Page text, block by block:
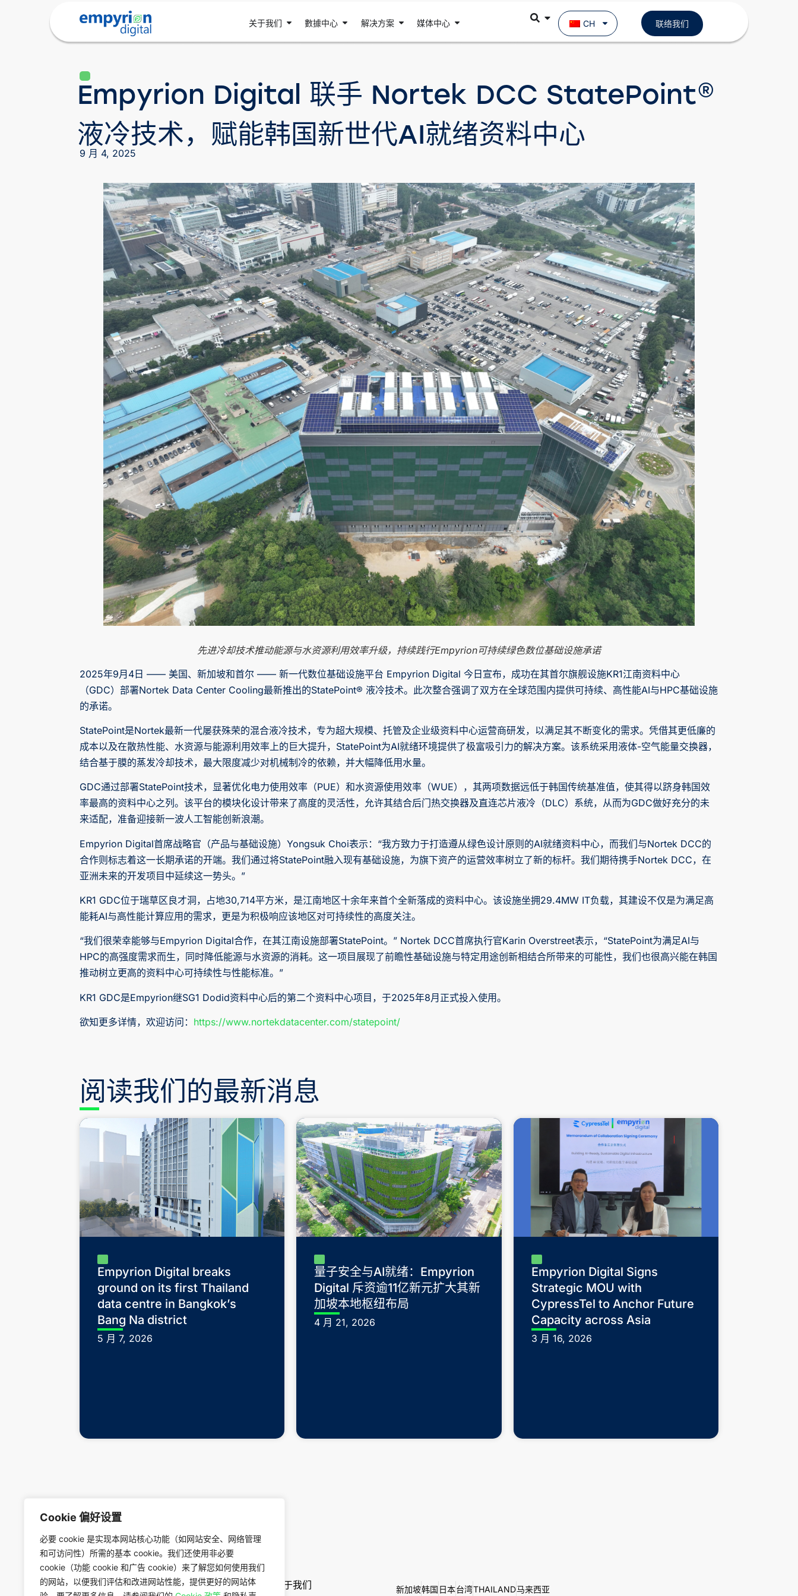
Cookie 偏好设置
必要 cookie 是实现本网站核心功能（如网站安全、网络管理
和可访问性）所需的基本 cookie。我们还使用非必要
cookie（功能 cookie 和广告 cookie）来了解您如何使用我们
的网站，以便我们评估和改进网站性能，提供更好的网站体
关于我们 數據中心 解决方案 媒体中心 CH 联络我们
Empyrion Digital 联手 Nortek DCC StatePoint®
液冷技术，赋能韩国新世代AI就绪资料中心
9 月 4, 2025
先进冷却技术推动能源与水资源利用效率升级，持续践行Empyrion可持续绿色数位基础设施承诺
2025年9月4日 —— 美国、新加坡和首尔 —— 新一代数位基础设施平台 Empyrion Digital 今日宣布，成功在其首尔旗舰设施KR1江南资料中心
（GDC）部署Nortek Data Center Cooling最新推出的StatePoint® 液冷技术。此次整合强调了双方在全球范围内提供可持续、高性能AI与HPC基础设施
的承诺。
StatePoint是Nortek最新一代屡获殊荣的混合液冷技术，专为超大规模、托管及企业级资料中心运营商研发，以满足其不断变化的需求。凭借其更低廉的
成本以及在散热性能、水资源与能源利用效率上的巨大提升，StatePoint为AI就绪环境提供了极富吸引力的解决方案。该系统采用液体-空气能量交换器，
结合基于膜的蒸发冷却技术，最大限度减少对机械制冷的依赖，并大幅降低用水量。
GDC通过部署StatePoint技术，显著优化电力使用效率（PUE）和水资源使用效率（WUE），其两项数据远低于韩国传统基准值，使其得以跻身韩国效
率最高的资料中心之列。该平台的模块化设计带来了高度的灵活性，允许其结合后门热交换器及直连芯片液冷（DLC）系统，从而为GDC做好充分的未
来适配，准备迎接新一波人工智能创新浪潮。
Empyrion Digital首席战略官（产品与基础设施）Yongsuk Choi表示：“我方致力于打造遵从绿色设计原则的AI就绪资料中心，而我们与Nortek DCC的
合作则标志着这一长期承诺的开端。我们通过将StatePoint融入现有基础设施，为旗下资产的运营效率树立了新的标杆。我们期待携手Nortek DCC，在
亚洲未来的开发项目中延续这一势头。”
KR1 GDC位于瑞草区良才洞，占地30,714平方米，是江南地区十余年来首个全新落成的资料中心。该设施坐拥29.4MW IT负载，其建设不仅是为满足高
能耗AI与高性能计算应用的需求，更是为积极响应该地区对可持续性的高度关注。
“我们很荣幸能够与Empyrion Digital合作，在其江南设施部署StatePoint。” Nortek DCC首席执行官Karin Overstreet表示，“StatePoint为满足AI与
HPC的高强度需求而生，同时降低能源与水资源的消耗。这一项目展现了前瞻性基础设施与特定用途创新相结合所带来的可能性，我们也很高兴能在韩国
推动树立更高的资料中心可持续性与性能标准。”
KR1 GDC是Empyrion继SG1 Dodid资料中心后的第二个资料中心项目，于2025年8月正式投入使用。
欲知更多详情，欢迎访问： https://www.nortekdatacenter.com/statepoint/
阅读我们的最新消息
Empyrion Digital breaks
ground on its first Thailand
data centre in Bangkok’s
Bang Na district
5 月 7, 2026
量子安全与AI就绪：Empyrion
Digital 斥资逾11亿新元扩大其新
加坡本地枢纽布局
4 月 21, 2026
Empyrion Digital Signs
Strategic MOU with
CypressTel to Anchor Future
Capacity across Asia
3 月 16, 2026
关于我们 新加坡韩国 日本台湾THAILAND马来西亚